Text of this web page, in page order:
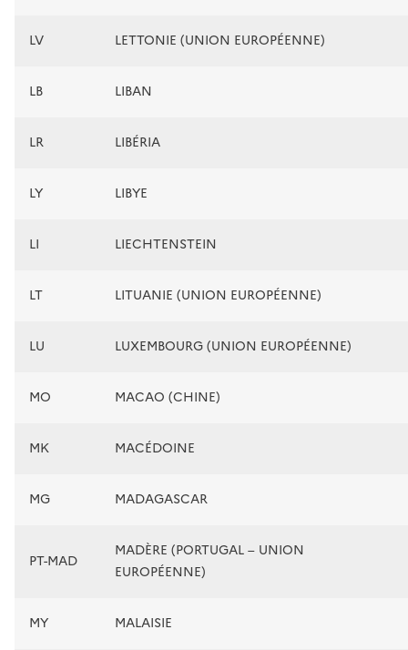
LV LETTONIE (UNION EUROPÉENNE)
LB LIBAN
LR LIBÉRIA
LY LIBYE
LI LIECHTENSTEIN
LT LITUANIE (UNION EUROPÉENNE)
LU LUXEMBOURG (UNION EUROPÉENNE)
MO MACAO (CHINE)
MK MACÉDOINE
MG MADAGASCAR
PT-MAD
MADÈRE (PORTUGAL – UNION
EUROPÉENNE)
MY MALAISIE